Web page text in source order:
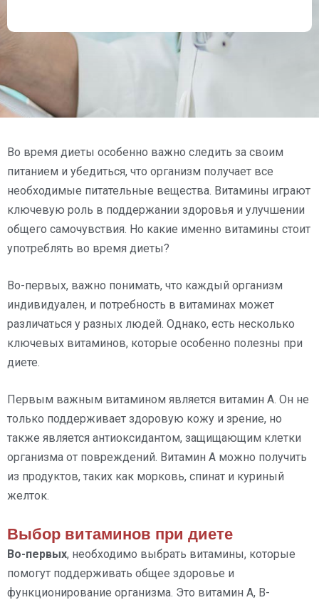
Во время диеты особенно важно следить за своим
питанием и убедиться, что организм получает все
необходимые питательные вещества. Витамины играют
ключевую роль в поддержании здоровья и улучшении
общего самочувствия. Но какие именно витамины стоит
употреблять во время диеты?
Во-первых, важно понимать, что каждый организм
индивидуален, и потребность в витаминах может
различаться у разных людей. Однако, есть несколько
ключевых витаминов, которые особенно полезны при
диете.
Первым важным витамином является витамин А. Он не
только поддерживает здоровую кожу и зрение, но
также является антиоксидантом, защищающим клетки
организма от повреждений. Витамин А можно получить
из продуктов, таких как морковь, спинат и куриный
желток.
Выбор витаминов при диете
Во-первых, необходимо выбрать витамины, которые
помогут поддерживать общее здоровье и
функционирование организма. Это витамин A, B-